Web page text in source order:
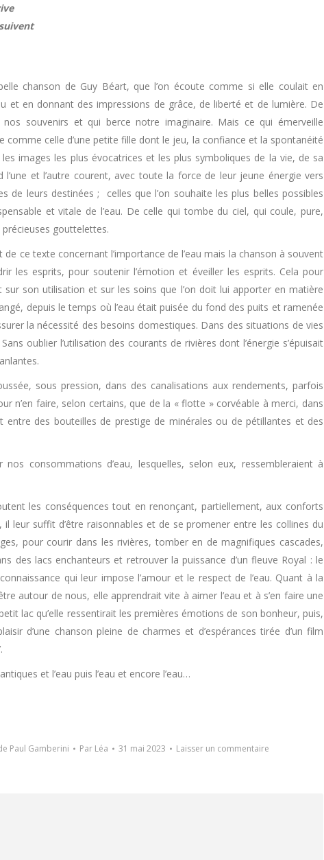
chanson de Guy Béart, que l’on écoute comme si elle coulait en
et en donnant des impressions de grâce, de liberté et de lumière. De
souvenirs et qui berce notre imaginaire. Mais ce qui émerveille
comme celle d’une petite fille dont le jeu, la confiance et la spontanéité
images les plus évocatrices et les plus symboliques de la vie, de sa
et l’autre courent, avec toute la force de leur jeune énergie vers
de leurs destinées ; celles que l’on souhaite les plus belles possibles
et vitale de l’eau. De celle qui tombe du ciel, qui coule, pure,
gouttelettes.
ce texte concernant l’importance de l’eau mais la chanson à souvent
les esprits, pour soutenir l’émotion et éveiller les esprits. Cela pour
son utilisation et sur les soins que l’on doit lui apporter en matière
depuis le temps où l’eau était puisée du fond des puits et ramenée
la nécessité des besoins domestiques. Dans des situations de vies
oublier l’utilisation des courants de rivières dont l’énergie s’épuisait
sous pression, dans des canalisations aux rendements, parfois
n’en faire, selon certains, que de la « flotte » corvéable à merci, dans
entre des bouteilles de prestige de minérales ou de pétillantes et des
consommations d’eau, lesquelles, selon eux, ressembleraient à
les conséquences tout en renonçant, partiellement, aux conforts
leur suffit d’être raisonnables et de se promener entre les collines du
pour courir dans les rivières, tomber en de magnifiques cascades,
des lacs enchanteurs et retrouver la puissance d’un fleuve Royal : le
qui leur impose l’amour et le respect de l’eau. Quant à la
autour de nous, elle apprendrait vite à aimer l’eau et à s’en faire une
lac qu’elle ressentirait les premières émotions de son bonheur, puis,
d’une chanson pleine de charmes et d’espérances tirée d’un film
et l’eau puis l’eau et encore l’eau…
Paul Gamberini Par Léa 31 mai 2023 Laisser un commentaire